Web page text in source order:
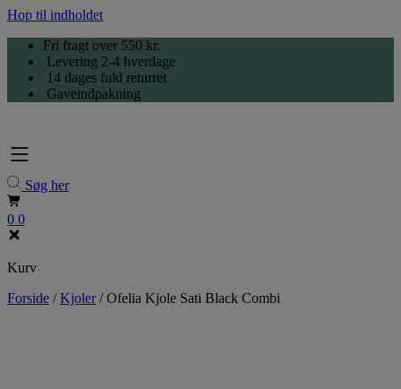
Hop til indholdet
Fri fragt over 550 kr.
Levering 2-4 hverdage
14 dages fuld returret
Gaveindpakning
Søg her
0 0
Kurv
Forside /Kjoler /Ofelia Kjole Sati Black Combi